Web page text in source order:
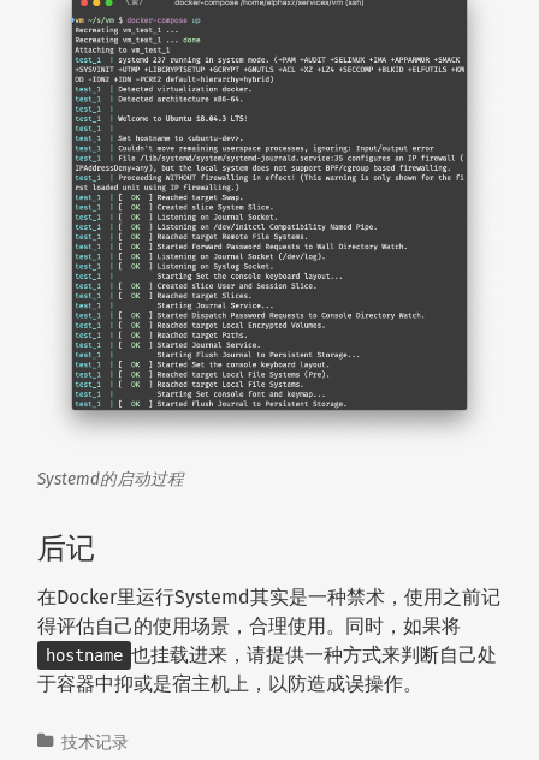
Systemd的启动过程
后记
在Docker里运行Systemd其实是一种禁术，使用之前记
得评估自己的使用场景，合理使用。同时，如果将
hostname 也挂载进来，请提供一种方式来判断自己处
于容器中抑或是宿主机上，以防造成误操作。
技术记录